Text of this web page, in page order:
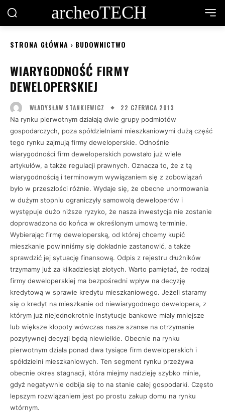
archeoTECH
STRONA GŁÓWNA BUDOWNICTWO
WIARYGODNOŚĆ FIRMY
DEWELOPERSKIEJ
WŁADYSŁAW STANKIEWICZ 22 CZERWCA 2013
Na rynku pierwotnym działają dwie grupy podmiotów
gospodarczych, poza spółdzielniami mieszkaniowymi dużą część
tego rynku zajmują firmy deweloperskie. Odnośnie
wiarygodności firm deweloperskich powstało już wiele
artykułów, a także regulacji prawnych. Oznacza to, że z tą
wiarygodnością i terminowym wywiązaniem się z zobowiązań
było w przeszłości różnie. Wydaje się, że obecne unormowania
w dużym stopniu ograniczyły samowolą deweloperów i
występuje dużo niższe ryzyko, że nasza inwestycja nie zostanie
doprowadzona do końca w określonym umową terminie.
Wybierając firmę deweloperską, od której chcemy kupić
mieszkanie powinniśmy się dokładnie zastanowić, a także
sprawdzić jej sytuację finansową. Odpis z rejestru dłużników
trzymamy już za kilkadziesiąt złotych. Warto pamiętać, że rodzaj
firmy deweloperskiej ma bezpośredni wpływ na decyzję
kredytową w sprawie kredytu mieszkaniowego. Jeżeli staramy
się o kredyt na mieszkanie od niewiarygodnego dewelopera, z
którym już niejednokrotnie instytucje bankowe miały mniejsze
lub większe kłopoty wówczas nasze szanse na otrzymanie
pozytywnej decyzji będą niewielkie. Obecnie na rynku
pierwotnym działa ponad dwa tysiące firm deweloperskich i
spółdzielni mieszkaniowych. Ten segment rynku przeżywa
obecnie okres stagnacji, która miejmy nadzieję szybko minie,
gdyż negatywnie odbija się to na stanie całej gospodarki. Często
lepszym rozwiązaniem jest po prostu zakup domu na rynku
wtórnym.